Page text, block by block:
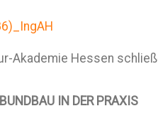
Akademie Hessen
IN DER PRAXIS